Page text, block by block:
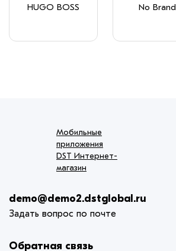
HUGO BOSS No Brand
Мобильные
приложения
DST Интернет-
магазин
demo@demo2.dstglobal.ru
Задать вопрос по почте
Обратная связь